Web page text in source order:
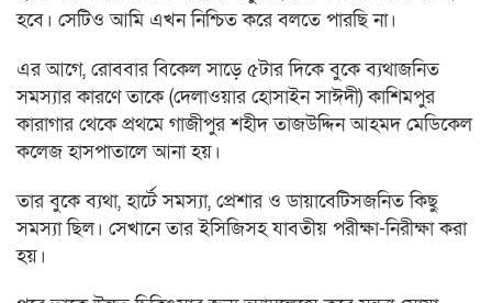
হবে। সেটিও আমি এখন নিশ্চিত করে বলতে পারছি না।
এর আগে, রোববার বিকেল সাড়ে ৫টার দিকে বুকে ব্যথাজনিত
সমস্যার কারণে তাকে (দেলাওয়ার হোসাইন সাঈদী) কাশিমপুর
কারাগার থেকে প্রথমে গাজীপুর শহীদ তাজউদ্দিন আহমদ মেডিকেল
কলেজ হাসপাতালে আনা হয়।
তার বুকে ব্যথা, হার্টে সমস্যা, প্রেশার ও ডায়াবেটিসজনিত কিছু
সমস্যা ছিল। সেখানে তার ইসিজিসহ যাবতীয় পরীক্ষা-নিরীক্ষা করা
হয়।